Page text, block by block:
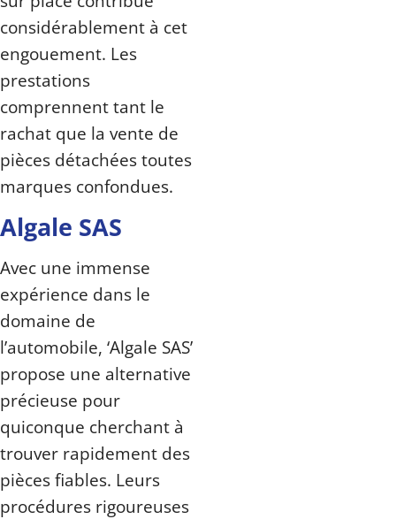
considérablement à cet
engouement. Les
prestations
comprennent tant le
rachat que la vente de
pièces détachées toutes
marques confondues.
Algale SAS
Avec une immense
expérience dans le
domaine de
l’automobile, ‘Algale SAS’
propose une alternative
précieuse pour
quiconque cherchant à
trouver rapidement des
pièces fiables. Leurs
procédures rigoureuses